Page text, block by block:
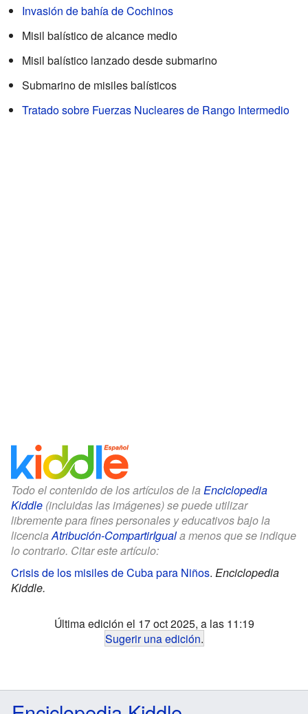
Invasión de bahía de Cochinos
Misil balístico de alcance medio
Misil balístico lanzado desde submarino
Submarino de misiles balísticos
Tratado sobre Fuerzas Nucleares de Rango Intermedio
Todo el contenido de los artículos de la Enciclopedia
Kiddle (incluidas las imágenes) se puede utilizar
libremente para fines personales y educativos bajo la
licenciaAtribución-CompartirIguala menos que se indique
lo contrario. Citar este artículo:
Crisis de los misiles de Cuba para Niños. Enciclopedia
Kiddle.
Última edición el 17 oct 2025, a las 11:19
Sugerir una edición.